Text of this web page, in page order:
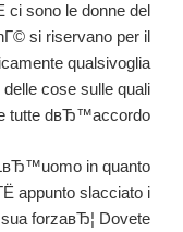
ci sono le donne del
si riservano per il
qualsivoglia
cose sulle quali
tutte dвЂ™accordo!
in quanto
appunto slacciato i
forzaвЂ¦ Dovete